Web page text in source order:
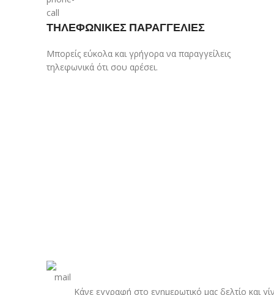
XL
XL/XXL 10
XXLXXL 7
3XL3XL 5
ΤΗΛΕΦΩΝΙΚΕΣ ΠΑΡΑΓΓΕΛΙΕΣ
Μπορείς εύκολα και γρήγορα να παραγγείλεις
τηλεφωνικά ότι σου αρέσει.
Κάνε εγγραφή στο ενημερωτικό μας δελτίο και